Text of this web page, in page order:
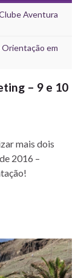
Aventura
em
– 9 e 10
mais dois
2016 –